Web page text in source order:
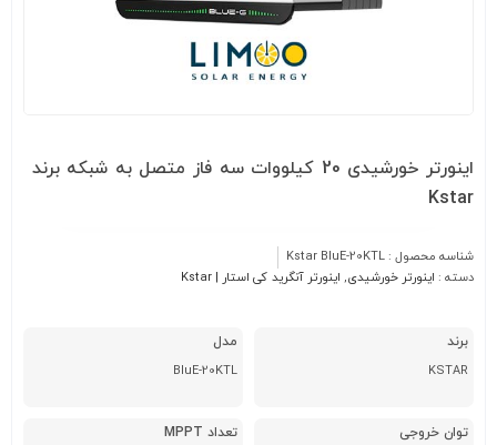
اینورتر خورشیدی 20 کیلووات سه فاز متصل به شبکه برند
Kstar
شناسه محصول : Kstar BluE-20KTL
دسته : اینورتر خورشیدی, اینورتر آنگرید کی استار | Kstar
برند
KSTAR
مدل
BluE-20KTL
توان خروجی
تعداد MPPT